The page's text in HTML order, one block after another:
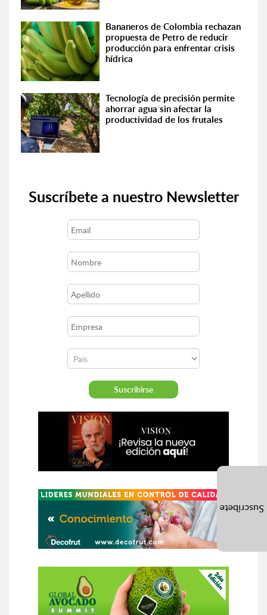
Bananeros de Colombia rechazan
propuesta de Petro de reducir
producción para enfrentar crisis
hídrica
Tecnología de precisión permite
ahorrar agua sin afectar la
productividad de los frutales
Suscríbete a nuestro Newsletter
Suscríbete